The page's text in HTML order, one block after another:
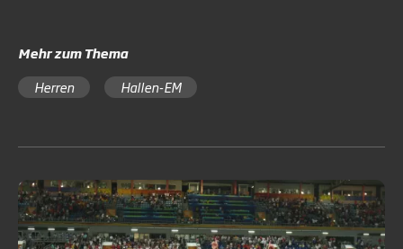
Mehr zum Thema
Herren
Hallen-EM